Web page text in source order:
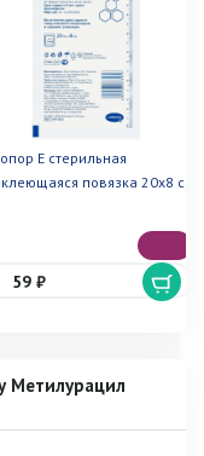
Е стерильная
повязка 20х8 см
59 ₽
Метилурацил